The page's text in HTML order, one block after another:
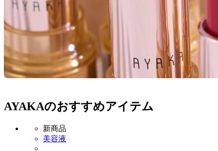
AYAKAのおすすめアイテム
新商品
美容液